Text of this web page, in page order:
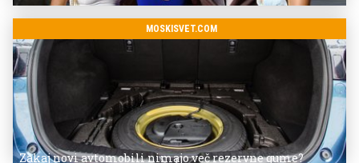
MOSKISVET.COM
Zakaj novi avtomobili nimajo več rezervne gume?